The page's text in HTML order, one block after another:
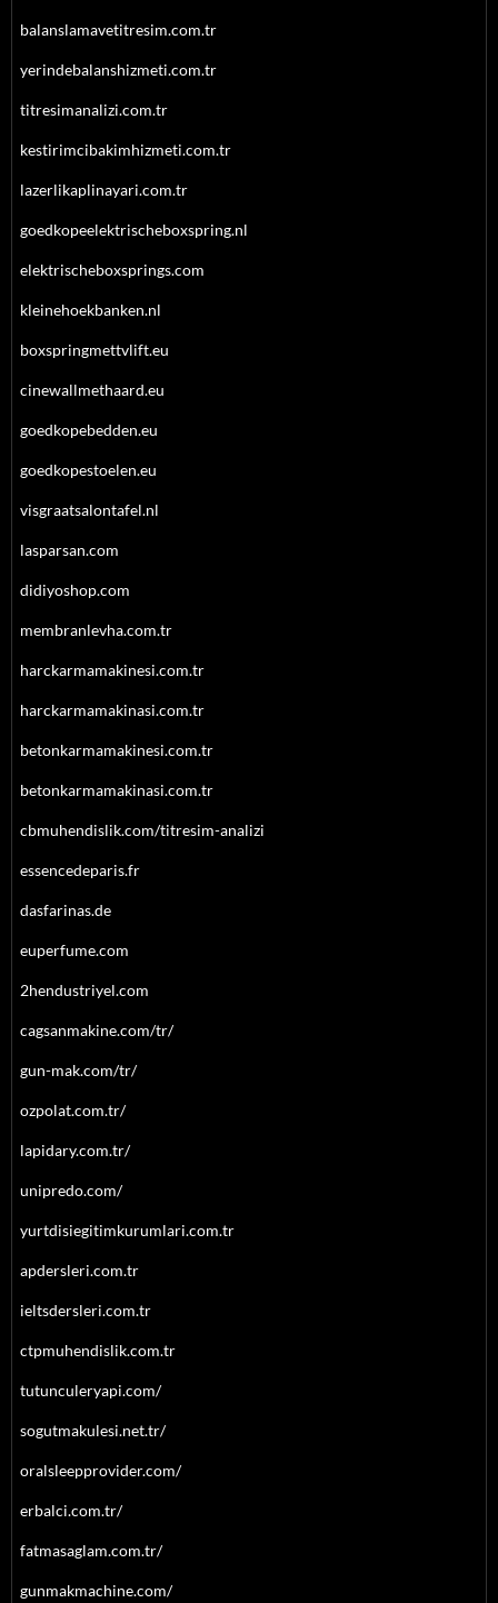
balanslamavetitresim.com.tr
yerindebalanshizmeti.com.tr
titresimanalizi.com.tr
kestirimcibakimhizmeti.com.tr
lazerlikaplinayari.com.tr
goedkopeelektrischeboxspring.nl
elektrischeboxsprings.com
kleinehoekbanken.nl
boxspringmettvlift.eu
cinewallmethaard.eu
goedkopebedden.eu
goedkopestoelen.eu
visgraatsalontafel.nl
lasparsan.com
didiyoshop.com
membranlevha.com.tr
harckarmamakinesi.com.tr
harckarmamakinasi.com.tr
betonkarmamakinesi.com.tr
betonkarmamakinasi.com.tr
cbmuhendislik.com/titresim-analizi
essencedeparis.fr
dasfarinas.de
euperfume.com
2hendustriyel.com
cagsanmakine.com/tr/
gun-mak.com/tr/
ozpolat.com.tr/
lapidary.com.tr/
unipredo.com/
yurtdisiegitimkurumlari.com.tr
apdersleri.com.tr
ieltsdersleri.com.tr
ctpmuhendislik.com.tr
tutunculeryapi.com/
sogutmakulesi.net.tr/
oralsleepprovider.com/
erbalci.com.tr/
fatmasaglam.com.tr/
gunmakmachine.com/